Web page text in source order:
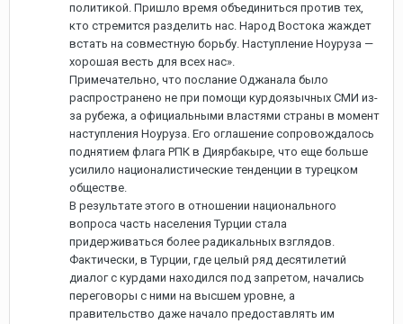
политикой. Пришло время объединиться против тех,
кто стремится разделить нас. Народ Востока жаждет
встать на совместную борьбу. Наступление Ноуруза —
хорошая весть для всех нас».
Примечательно, что послание Оджанала было
распространено не при помощи курдоязычных СМИ из-
за рубежа, а официальными властями страны в момент
наступления Ноуруза. Его оглашение сопровождалось
поднятием флага РПК в Диярбакыре, что еще больше
усилило националистические тенденции в турецком
обществе.
В результате этого в отношении национального
вопроса часть населения Турции стала
придерживаться более радикальных взглядов.
Фактически, в Турции, где целый ряд десятилетий
диалог с курдами находился под запретом, начались
переговоры с ними на высшем уровне, а
правительство даже начало предоставлять им